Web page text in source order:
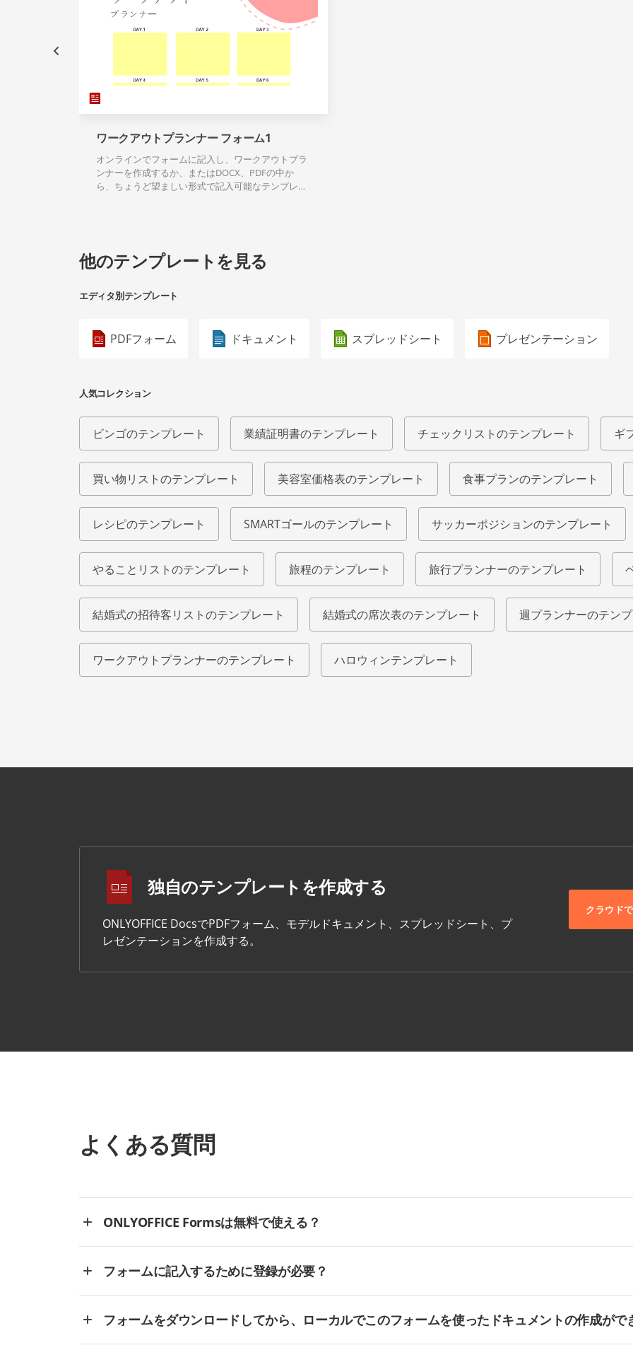
ワークアウトプランナー フォーム1
オンラインでフォームに記入し、ワークアウトプラ
ンナーを作成するか、またはDOCX、PDFの中か
ら、ちょうど望ましい形式で記入可能なテンプレー
他のテンプレートを見る
エディタ別テンプレート
PDFフォーム ドキュメント スプレッドシート プレゼンテーション
人気コレクション
ビンゴのテンプレート 業績証明書のテンプレート チェックリストのテンプレート ギ
買い物リストのテンプレート 美容室価格表のテンプレート 食事プランのテンプレート
レシピのテンプレート SMARTゴールのテンプレート サッカーポジションのテンプレート
やることリストのテンプレート 旅程のテンプレート 旅行プランナーのテンプレート
結婚式の招待客リストのテンプレート 結婚式の席次表のテンプレート 週プランナーのテン
ワークアウトプランナーのテンプレート ハロウィンテンプレート
独自のテンプレートを作成する
ONLYOFFICE DocsでPDFフォーム、モデルドキュメント、スプレッドシート、プ
レゼンテーションを作成する。
クラウド
よくある質問
ONLYOFFICE Formsは無料で使える？
フォームに記入するために登録が必要？
フォームをダウンロードしてから、ローカルでこのフォームを使ったドキュメントの作成がで